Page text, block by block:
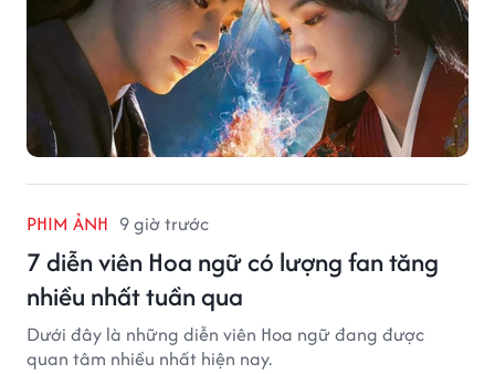
PHIM ẢNH 9 giờ trước
7 diễn viên Hoa ngữ có lượng fan tăng
nhiều nhất tuần qua
Dưới đây là những diễn viên Hoa ngữ đang được
quan tâm nhiều nhất hiện nay.